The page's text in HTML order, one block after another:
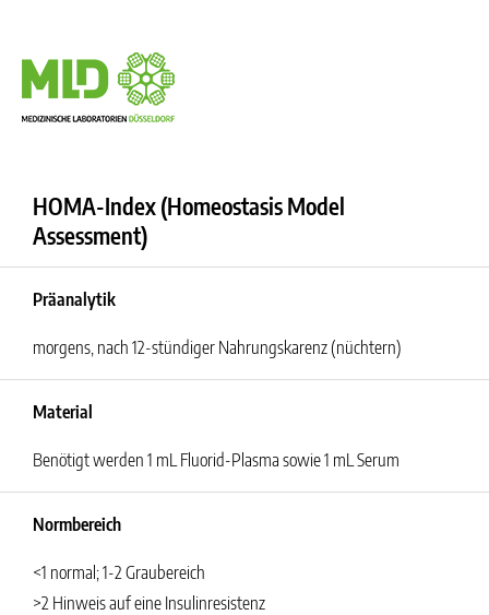
HOMA-Index (Homeostasis Model
Assessment)
Präanalytik
morgens, nach 12-stündiger Nahrungskarenz (nüchtern)
Material
Benötigt werden 1 mL Fluorid-Plasma sowie 1 mL Serum
Normbereich
<1 normal; 1-2 Graubereich
>2 Hinweis auf eine Insulinresistenz